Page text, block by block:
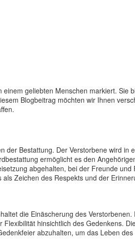
geliebten Menschen markiert.
Blogbeitrag möchten wir Ihnen
der Bestattung. Der Verstorbene wird
ermöglicht es den
abgehalten, bei der Freunde
Zeichen des Respekts und der
die Einäscherung des
hinsichtlich des Gedenkens.
abzuhalten, um das Leben